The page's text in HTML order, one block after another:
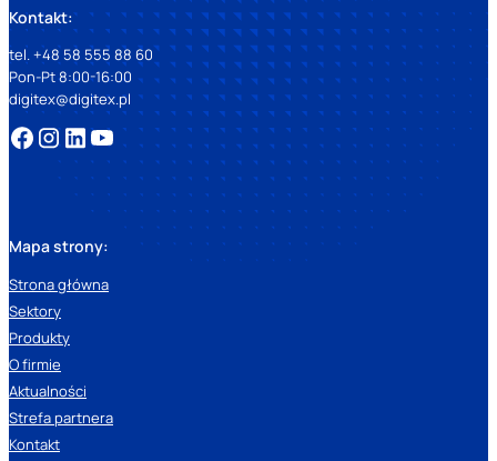
Kontakt:
tel. +48 58 555 88 60
Pon-Pt 8:00-16:00
digitex@digitex.pl
Mapa strony:
Strona główna
Sektory
Produkty
O firmie
Aktualności
Strefa partnera
Kontakt